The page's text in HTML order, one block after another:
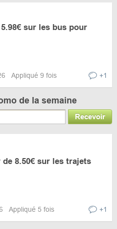
sur les bus pour
Appliqué 9 fois +1
de la semaine
Recevoir
8.50€ sur les trajets
Appliqué 5 fois +1